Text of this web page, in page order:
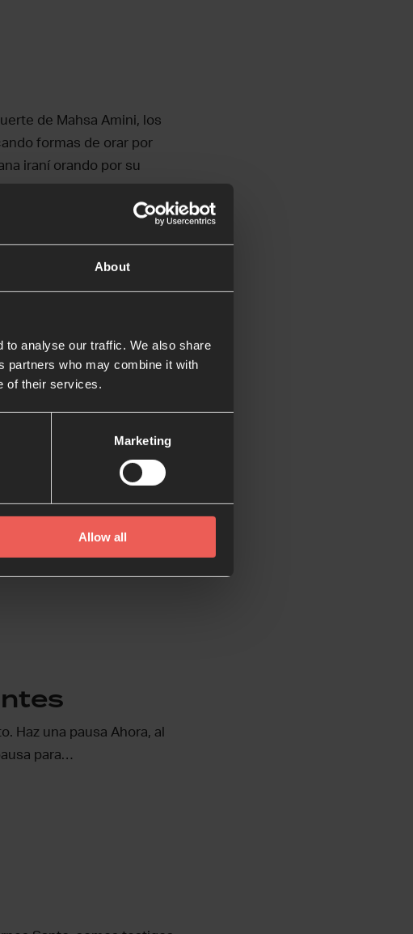
About
to analyse our traffic. We also share
partners who may combine it with
of their services.
Marketing
Allow all
de Mahsa Amini, los
formas de orar por
iraní orando por su
Una
Waverley para crear una
Haz una pausa Ahora, al
para…